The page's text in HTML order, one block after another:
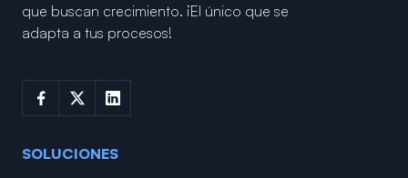
que buscan crecimiento. ¡El único que se
adapta a tus procesos!
SOLUCIONES